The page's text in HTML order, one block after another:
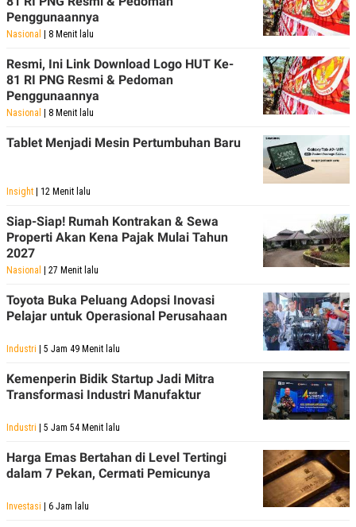
Penggunaannya
Nasional | 8 Menit lalu
Resmi, Ini Link Download Logo HUT Ke-
81 RI PNG Resmi & Pedoman
Penggunaannya
Nasional | 8 Menit lalu
Tablet Menjadi Mesin Pertumbuhan Baru
Insight | 12 Menit lalu
Siap-Siap! Rumah Kontrakan & Sewa
Properti Akan Kena Pajak Mulai Tahun
2027
Nasional | 27 Menit lalu
Toyota Buka Peluang Adopsi Inovasi
Pelajar untuk Operasional Perusahaan
Industri | 5 Jam 49 Menit lalu
Kemenperin Bidik Startup Jadi Mitra
Transformasi Industri Manufaktur
Industri | 5 Jam 54 Menit lalu
Harga Emas Bertahan di Level Tertingi
dalam 7 Pekan, Cermati Pemicunya
Investasi | 6 Jam lalu